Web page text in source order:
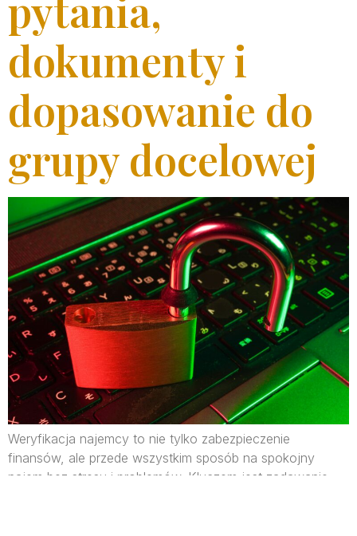
dokumenty i
dopasowanie do
grupy docelowej
Weryfikacja najemcy to nie tylko zabezpieczenie
finansów, ale przede wszystkim sposób na spokojny
najem bez stresu i problemów. Kluczem jest zadawanie